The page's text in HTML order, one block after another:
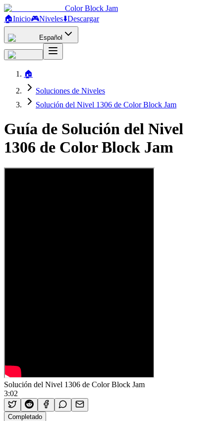
Color Block Jam
🏠Inicio🎮Niveles⬇️Descargar
Español
🏠
Soluciones de Niveles
Solución del Nivel 1306 de Color Block Jam
Guía de Solución del Nivel
1306 de Color Block Jam
Solución del Nivel 1306 de Color Block Jam
3:02
Completado